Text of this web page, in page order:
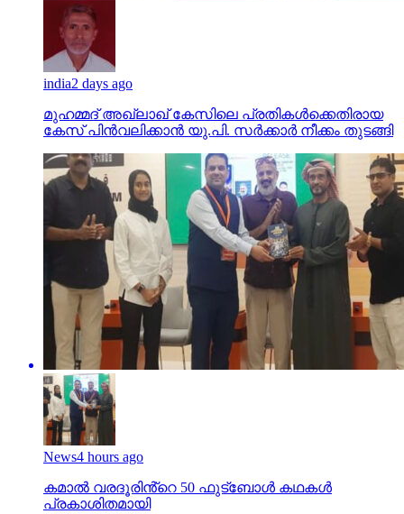
india2 days ago
മുഹമ്മദ് അഖ്‌ലാഖ് കേസിലെ പ്രതികള്‍ക്കെതിരായ
കേസ് പിന്‍വലിക്കാന്‍ യു.പി. സര്‍ക്കാര്‍ നീക്കം തുടങ്ങി
News4 hours ago
കമാൽ വരദൂരിൻ്റെ 50 ഫുട്ബോൾ കഥകൾ
പ്രകാശിതമായി